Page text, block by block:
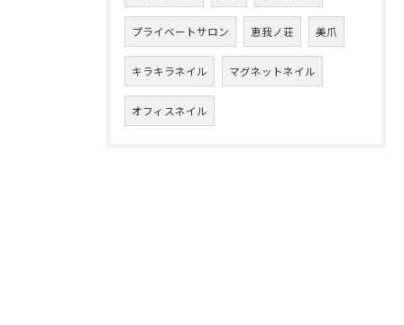
プライベートサロン 恵我ノ荘 美爪
キラキラネイル マグネットネイル
オフィスネイル